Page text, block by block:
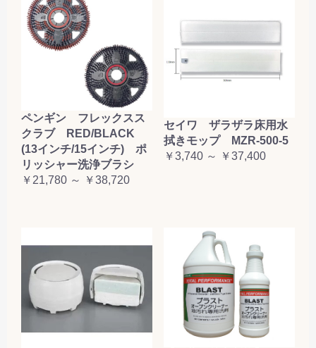
ペンギン フレックスス
クラブ RED/BLACK
(13インチ/15インチ) ポ
リッシャー洗浄ブラシ
￥21,780 ～ ￥38,720
セイワ ザラザラ床用水
拭きモップ MZR-500-5
￥3,740 ～ ￥37,400